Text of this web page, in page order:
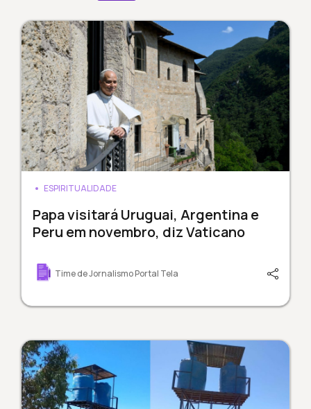
ESPIRITUALIDADE
Papa visitará Uruguai, Argentina e
Peru em novembro, diz Vaticano
Time de Jornalismo Portal Tela